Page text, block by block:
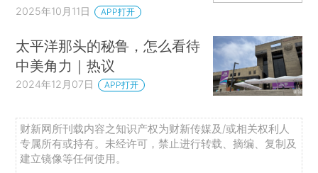
2025年10月11日 APP打开
太平洋那头的秘鲁，怎么看待
中美角力｜热议
2024年12月07日 APP打开
财新网所刊载内容之知识产权为财新传媒及/或相关权利人
专属所有或持有。未经许可，禁止进行转载、摘编、复制及
建立镜像等任何使用。